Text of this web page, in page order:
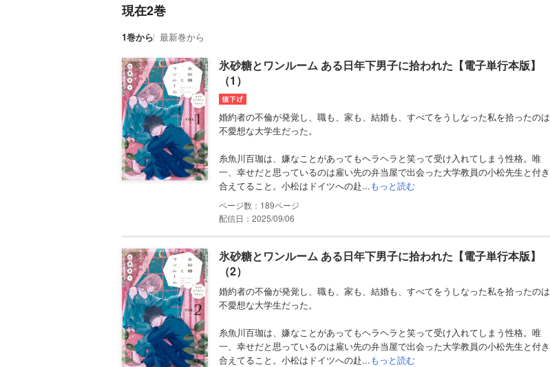
現在2巻
1巻から 最新巻から
氷砂糖とワンルーム ある日年下男子に拾われた【電子単行本版】
（1）
婚約者の不倫が発覚し、職も、家も、結婚も、すべてをうしなった私を拾ったのは
不愛想な大学生だった。
糸魚川百珈は、嫌なことがあってもヘラヘラと笑って受け入れてしまう性格。唯
一、幸せだと思っているのは雇い先の弁当屋で出会った大学教員の小松先生と付き
合えてること。小松はドイツへの赴...もっと読む
189
配信日：2025/09/06
氷砂糖とワンルーム ある日年下男子に拾われた【電子単行本版】
（2）
婚約者の不倫が発覚し、職も、家も、結婚も、すべてをうしなった私を拾ったのは
不愛想な大学生だった。
糸魚川百珈は、嫌なことがあってもヘラヘラと笑って受け入れてしまう性格。唯
一、幸せだと思っているのは雇い先の弁当屋で出会った大学教員の小松先生と付き
合えてること。小松はドイツへの赴...もっと読む